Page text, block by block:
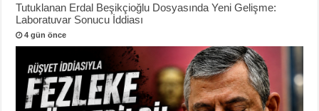
Tutuklanan Erdal Beşikçioğlu Dosyasında Yeni Gelişme:
Laboratuvar Sonucu İddiası
4 gün önce